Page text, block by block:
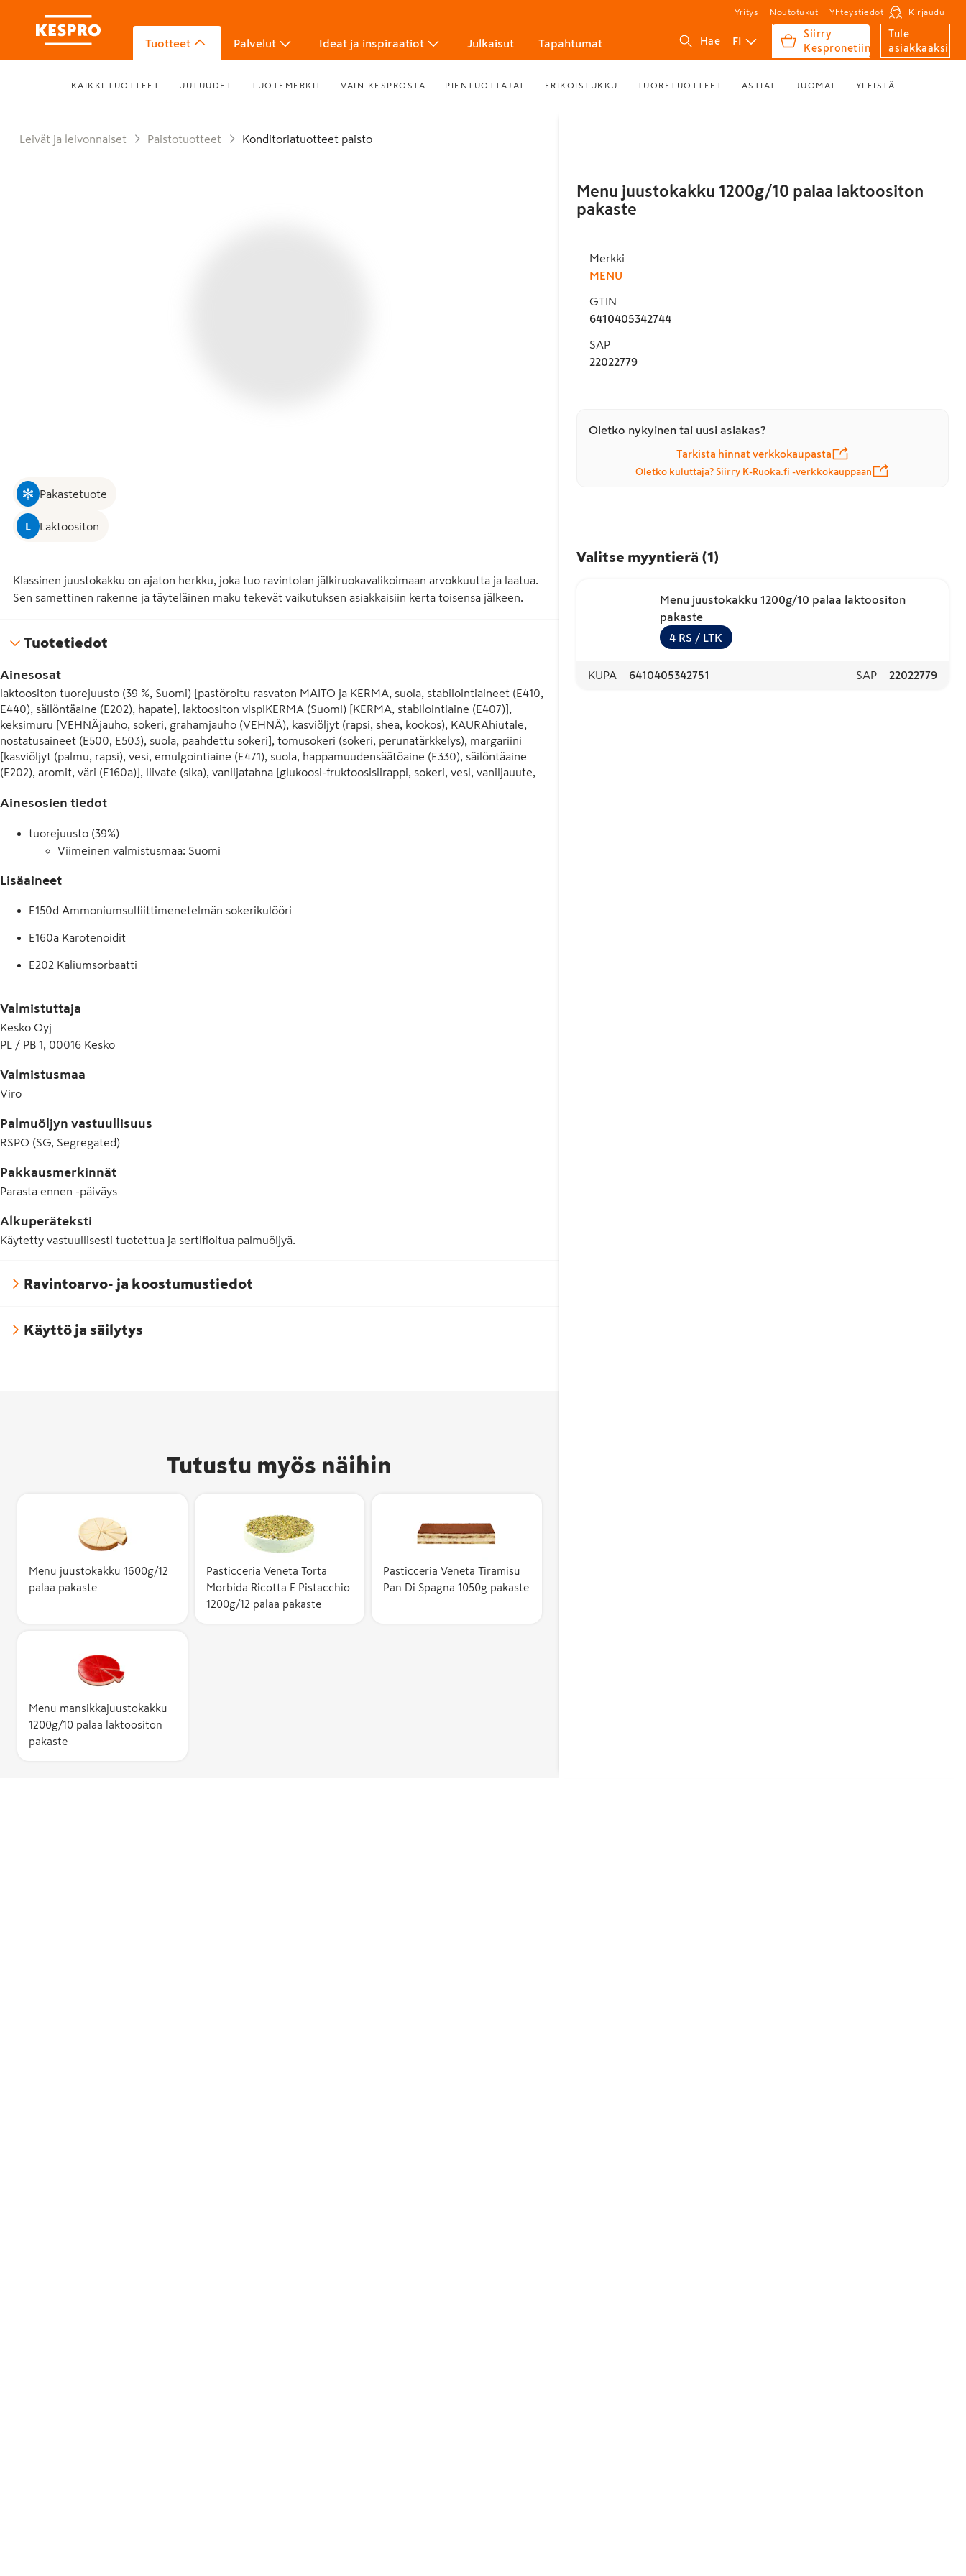
Yritys Noutotukut Yhteystiedot Kirjaudu
Tuotteet Palvelut Ideat ja inspiraatiot Julkaisut Tapahtumat Hae FI
Siirry
Kespronetiin
Tule
asiakkaaksi
KAIKKI TUOTTEET UUTUUDET TUOTEMERKIT VAIN KESPROSTA PIENTUOTTAJAT ERIKOISTUKKU TUORETUOTTEET ASTIAT JUOMAT YLEISTÄ
Leivät ja leivonnaiset Paistotuotteet Konditoriatuotteet paisto
Pakastetuote
L Laktoositon
Klassinen juustokakku on ajaton herkku, joka tuo ravintolan jälkiruokavalikoimaan arvokkuutta ja laatua.
Sen samettinen rakenne ja täyteläinen maku tekevät vaikutuksen asiakkaisiin kerta toisensa jälkeen.
Tuotetiedot
Ainesosat
laktoositon tuorejuusto (39 %, Suomi) [pastöroitu rasvaton MAITO ja KERMA, suola, stabilointiaineet (E410,
E440), säilöntäaine (E202), hapate], laktoositon vispiKERMA (Suomi) [KERMA, stabilointiaine (E407)],
keksimuru [VEHNÄjauho, sokeri, grahamjauho (VEHNÄ), kasviöljyt (rapsi, shea, kookos), KAURAhiutale,
nostatusaineet (E500, E503), suola, paahdettu sokeri], tomusokeri (sokeri, perunatärkkelys), margariini
[kasviöljyt (palmu, rapsi), vesi, emulgointiaine (E471), suola, happamuudensäätöaine (E330), säilöntäaine
(E202), aromit, väri (E160a)], liivate (sika), vaniljatahna [glukoosi-fruktoosisiirappi, sokeri, vesi, vaniljauute,
sisältää pieniä määriä kananmunaa.
Ainesosien tiedot
tuorejuusto (39%)
Viimeinen valmistusmaa: Suomi
Lisäaineet
E150d Ammoniumsulfiittimenetelmän sokerikulööri
E160a Karotenoidit
E202 Kaliumsorbaatti
E407 Karrageeni
E410 Johanneksenleipäpuujauhe
E415 Ksantaanikumi
E471 Rasvahappojen mono- ja diglyseridit
Valmistuttaja
Kesko Oyj
PL / PB 1, 00016 Kesko
Valmistusmaa
Viro
Palmuöljyn vastuullisuus
RSPO (SG, Segregated)
Pakkausmerkinnät
Parasta ennen -päiväys
Alkuperäteksti
Käytetty vastuullisesti tuotettua ja sertifioitua palmuöljyä.
Ravintoarvo- ja koostumustiedot
Käyttö ja säilytys
Tutustu myös näihin
Menu juustokakku 1600g/12
palaa pakaste
Pasticceria Veneta Torta
Morbida Ricotta E Pistacchio
1200g/12 palaa pakaste
Pasticceria Veneta Tiramisu
Pan Di Spagna 1050g pakaste
Menu mansikkajuustokakku
1200g/10 palaa laktoositon
pakaste
Menu juustokakku 1200g/10 palaa laktoositon
pakaste
Merkki
MENU
GTIN
6410405342744
SAP
22022779
Oletko nykyinen tai uusi asiakas?
Tarkista hinnat verkkokaupasta
Oletko kuluttaja? Siirry K-Ruoka.fi -verkkokauppaan
Valitse myyntierä (1 )
Menu juustokakku 1200g/10 palaa laktoositon
pakaste
4 RS / LTK
KUPA 6410405342751 SAP 22022779